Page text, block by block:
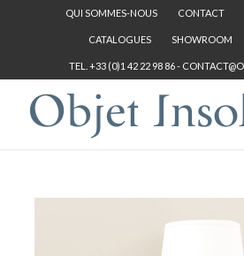
QUI SOMMES-NOUS CONTACT
CATALOGUES SHOWROOM
TEL. +33 (0)1 42 22 98 86 -